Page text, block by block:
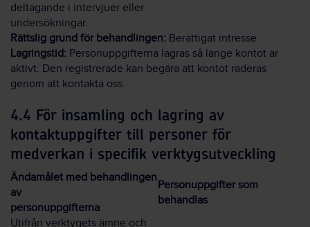
deltagande i intervjuer eller
undersökningar.
Rättslig grund för behandlingen: Berättigat intresse
Lagringstid: Personuppgifterna lagras så länge kontot är
aktivt. Den registrerade kan begära att kontot raderas
genom att kontakta oss.
4.4 För insamling och lagring av
kontaktuppgifter till personer för
medverkan i specifik verktygsutveckling
Ändamålet med behandlingen
av
personuppgifterna
Personuppgifter som
behandlas
Utifrån verktygets ämne och